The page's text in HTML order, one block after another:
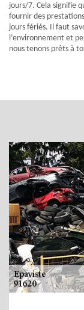
jours/7. Cela signifie
fournir des
jours fériés. Il faut
l’environnement et
nous tenons prêts à